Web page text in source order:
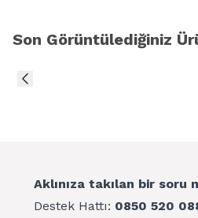
Son Görüntülediğiniz
Aklınıza takılan bir soru
Destek Hattı: 0850 520